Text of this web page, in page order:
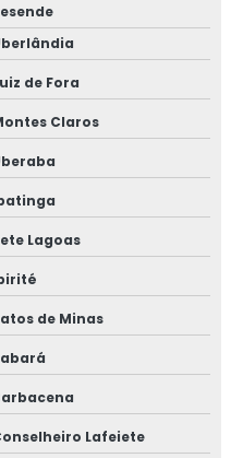
de Fora
Claros
Lagoas
de Minas
Lafeiete